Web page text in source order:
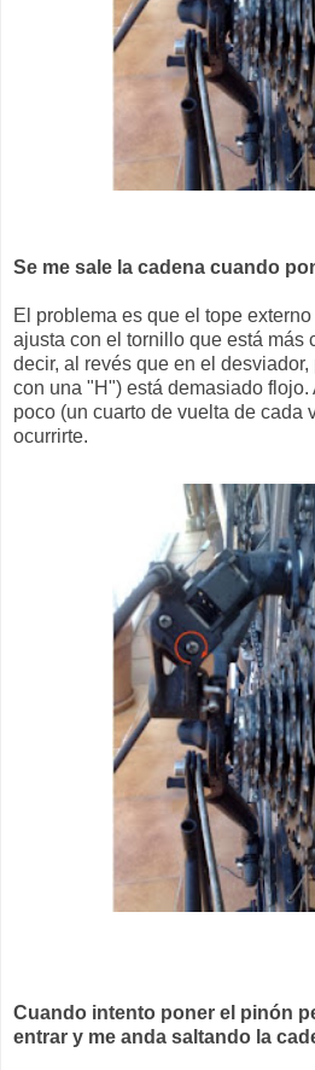
Se me sale la cadena cuando
El problema es que el tope
ajusta con el tornillo que está más
decir, al revés que en el
con una "H") está demasiado
poco (un cuarto de vuelta de cada
ocurrirte.
Cuando intento poner el pinón
entrar y me anda saltando la